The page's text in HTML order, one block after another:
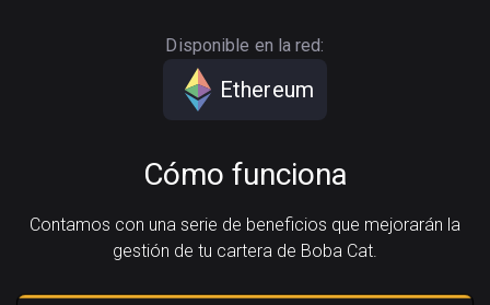
Disponible en la red:
Ethereum
Cómo funciona
Contamos con una serie de beneficios que mejorarán la
gestión de tu cartera de Boba Cat.